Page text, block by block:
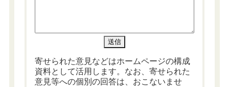
寄せられた意見などはホームページの構成
資料として活用します。なお、寄せられた
意見等への個別の回答は、おこないませ